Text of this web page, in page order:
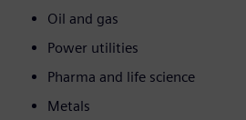
Oil and gas
Power utilities
Pharma and life science
Metals